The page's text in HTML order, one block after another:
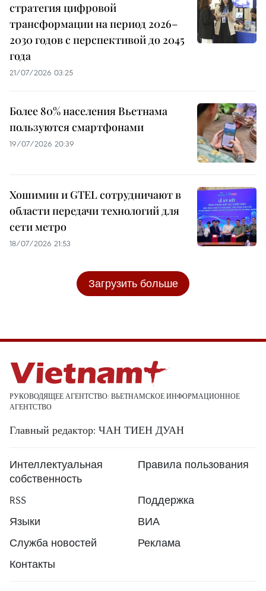
стратегия цифровой
трансформации на период 2026–
2030 годов с перспективой до 2045
года
21/07/2026 03:25
Более 80% населения Вьетнама
пользуются смартфонами
19/07/2026 20:39
Хошимин и GTEL сотрудничают в
области передачи технологий для
сети метро
18/07/2026 21:53
Загрузить больше
РУКОВОДЯЩЕЕ АГЕНТСТВО: ВЬЕТНАМСКОЕ ИНФОРМАЦИОННОЕ
АГЕНТСТВО
Главный редактор: ЧАН ТИЕН ДУАН
Интеллектуальная
собственность
Правила пользования
RSS
Поддержка
Языки
ВИА
Служба новостей
Реклама
Контакты